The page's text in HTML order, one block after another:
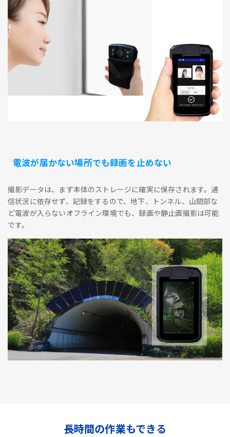
電波が届かない場所でも録画を止めない
撮影データは、まず本体のストレージに確実に保存されます。通
信状況に依存せず、記録をするので、地下、トンネル、山間部な
ど電波が入らないオフライン環境でも、録画や静止画撮影は可能
です。
長時間の作業もできる